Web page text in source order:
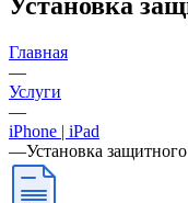
Главная
—
Услуги
—
iPhone | iPad
—Установка